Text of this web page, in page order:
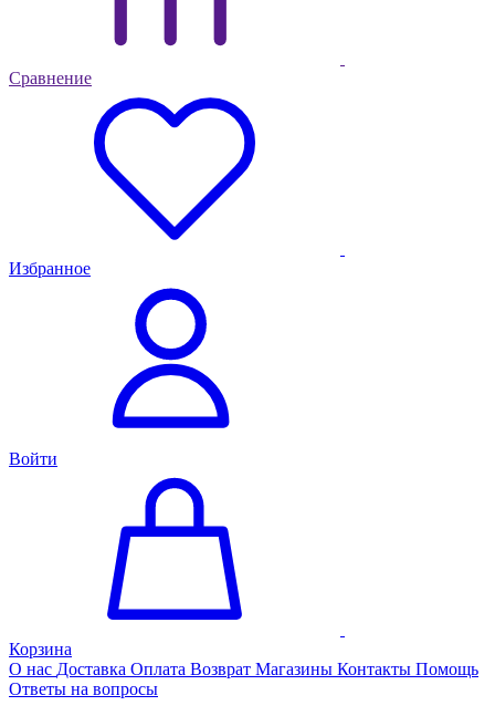
Сравнение
Избранное
Войти
Корзина
О нас Доставка Оплата Возврат Магазины Контакты Помощь
Ответы на вопросы